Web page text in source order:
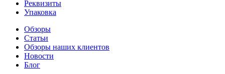
Реквизиты
Упаковка
Обзоры
Статьи
Обзоры наших клиентов
Новости
Блог